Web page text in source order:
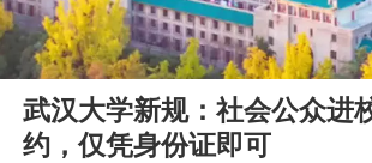
00:00
武汉大学新规：社会公众进
约，仅凭身份证即可